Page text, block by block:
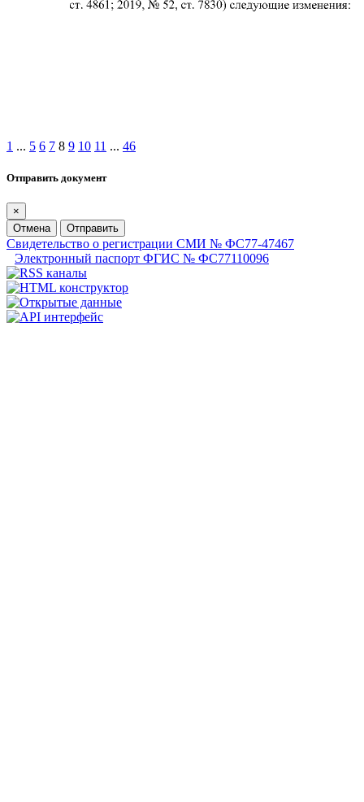
1 ... 5 6 7 8 9 10 11 ... 46
Отправить документ
×
Отмена
Отправить
Свидетельство о регистрации СМИ № ФС77-47467
Электронный паспорт ФГИС № ФС77110096